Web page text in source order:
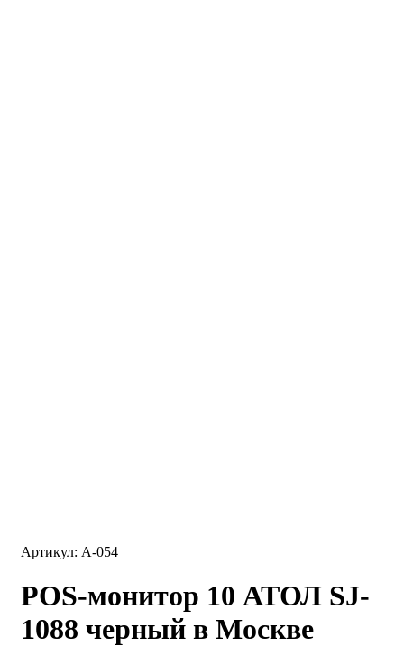
Артикул: A-054
POS-монитор 10 АТОЛ SJ-
1088 черный в Москве